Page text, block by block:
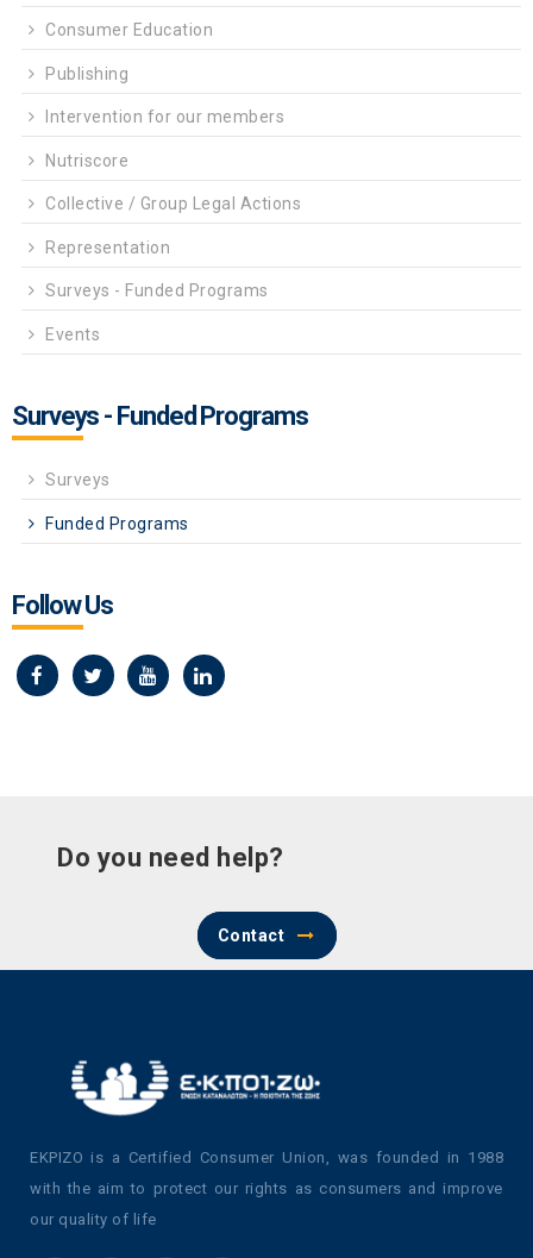
Consumer Education
Publishing
Intervention for our members
Nutriscore
Collective / Group Legal Actions
Representation
Surveys - Funded Programs
Events
Surveys - Funded Programs
Surveys
Funded Programs
Follow Us
Do you need help?
Contact
EKPIZO is a Certified Consumer Union, was founded in 1988
with the aim to protect our rights as consumers and improve
our quality of life